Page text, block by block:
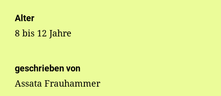
Alter
8 bis 12 Jahre
geschrieben von
Assata Frauhammer